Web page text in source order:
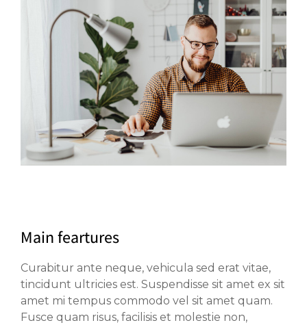
Main feartures
Curabitur ante neque, vehicula sed erat vitae,
tincidunt ultricies est. Suspendisse sit amet ex sit
amet mi tempus commodo vel sit amet quam.
Fusce quam risus, facilisis et molestie non,